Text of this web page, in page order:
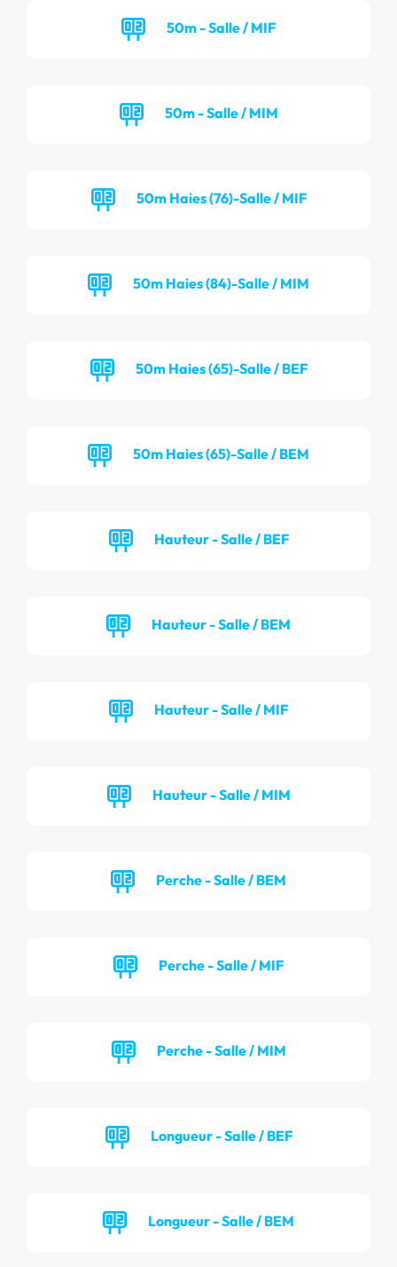
50m - Salle / MIF
50m - Salle / MIM
50m Haies (76)-Salle / MIF
50m Haies (84)-Salle / MIM
50m Haies (65)-Salle / BEF
50m Haies (65)-Salle / BEM
Hauteur - Salle / BEF
Hauteur - Salle / BEM
Hauteur - Salle / MIF
Hauteur - Salle / MIM
Perche - Salle / BEM
Perche - Salle / MIF
Perche - Salle / MIM
Longueur - Salle / BEF
Longueur - Salle / BEM